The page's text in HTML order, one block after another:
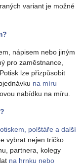
variant je možné
nápisem nebo jiným
pro zaměstnance,
lze přizpůsobit
na míru
nabídku na míru.
polštáře a další
vybrat nejen tričko
partnera, kolegy
na hrnku nebo